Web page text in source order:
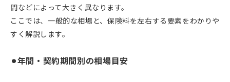
間などによって大きく異なります。
ここでは、一般的な相場と、保険料を左右する要素をわかりや
すく解説します。
⚫︎年間・契約期間別の相場目安